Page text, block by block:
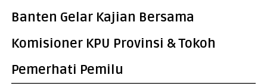
Banten Gelar Kajian Bersama
Komisioner KPU Provinsi & Tokoh
Pemerhati Pemilu